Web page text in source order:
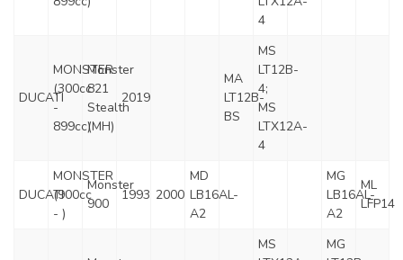
4
DUCATI
MONSTER
(300cc
-
899cc)
Monster
821
Stealth
(MH)
2019
MA
LT12B-
BS
MS
LT12B-
4;
MS
LTX12A-
4
DUCATI
MONSTER
(900cc
- )
Monster
900
1993 2000
MD
LB16AL-
A2
MG
LB16AL-
A2
ML
LFP14
MS
MG